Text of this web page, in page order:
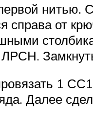
нитью.
от
1
Далее